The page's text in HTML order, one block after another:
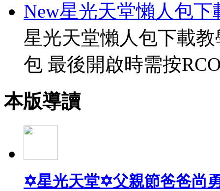
New星光天堂懶人包下
星光天堂懶人包下載
包 最後開啟時需按
本版導讀
✡星光天堂✡父親節爸爸尚